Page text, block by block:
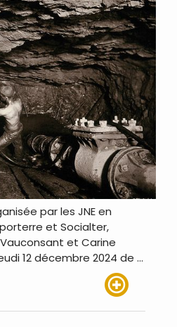
par les JNE en
et Socialter,
et Carine
12 décembre 2024 de …